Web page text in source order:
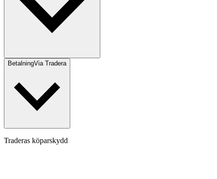
BetalningVia Tradera
Traderas köparskydd